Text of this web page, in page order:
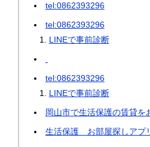
tel:0862393296
tel:0862393296
LINEで事前診断
tel:0862393296
LINEで事前診断
岡山市で生活保護の賃貸を
生活保護 お部屋探しアプ